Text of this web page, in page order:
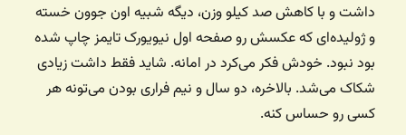
داشت و با کاهش صد کیلو وزن، دیگه شبیه اون جوون خسته
و ژولیده‌ای که عکسش رو صفحه اول نیویورک تایمز چاپ شده
بود نبود. خودش فکر می‌کرد در امانه. شاید فقط داشت زیادی
شکاک می‌شد. بالاخره، دو سال و نیم فراری بودن می‌تونه هر
کسی رو حساس کنه.